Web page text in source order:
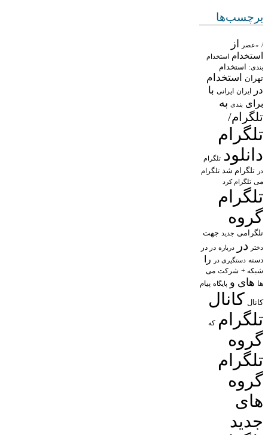
برچسب‌ها
/ «عصر از
استخدام استخدام
بندی: استخدام
تهران
استخدام
در
ایران ایرانی با
برای بندی به
تلگرام/
تلگرام
دانلود تلگرام
در تلگرام شد تلگرام
می تلگرام کرد
تلگرام
گروه
تلگرامی جدید جهت
دختر در درباره در در
دسته دستگیری در را
شبکه + شرکت می
ها های و پایگاه پیام
کانال کانال
تلگرام که
گروه
تلگرام
گروه
های
جدید